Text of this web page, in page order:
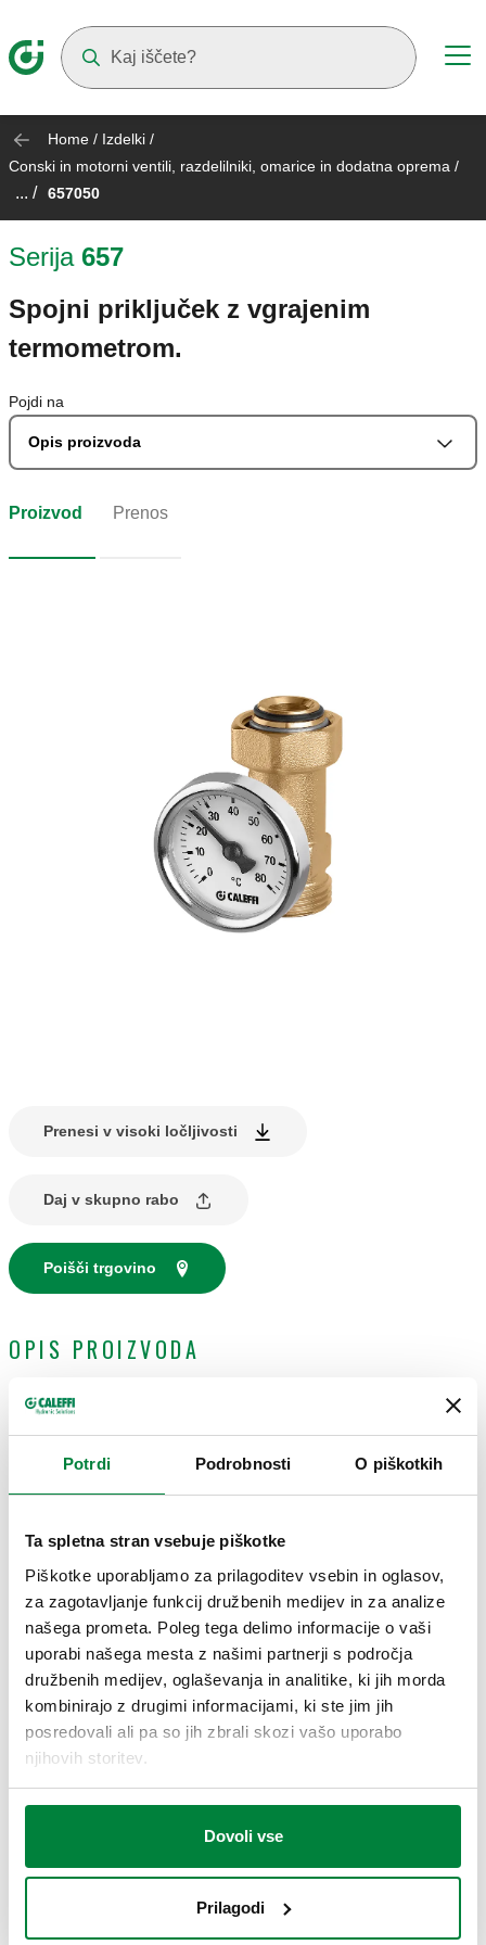
Potrdi Podrobnosti O piškotkih
Ta spletna stran vsebuje piškotke
Piškotke uporabljamo za prilagoditev vsebin in oglasov,
za zagotavljanje funkcij družbenih medijev in za analize
našega prometa. Poleg tega delimo informacije o vaši
uporabi našega mesta z našimi partnerji s področja
družbenih medijev, oglaševanja in analitike, ki jih morda
kombinirajo z drugimi informacijami, ki ste jim jih
posredovali ali pa so jih zbrali skozi vašo uporabo
njihovih storitev.
Dovoli vse
Prilagodi
Home / Izdelki /
Conski in motorni ventili, razdelilniki, omarice in dodatna oprema /
... / 657050
Serija 657
Spojni priključek z vgrajenim
termometrom.
Pojdi na
Opis proizvoda
Proizvod Prenos
Prenesi v visoki ločljivosti
Daj v skupno rabo
Poišči trgovino
OPIS PROIZVODA
Spojni priključek z vgrajenim termometrom.
TEHNIČNI PODATKI
:40 mm
Skala termometra:0–80 °C
RISBE IN SPECIFIKACIJE
artikla
Priključek 1 Priključek 2
G 3/4" (ISO 228-1)
NN